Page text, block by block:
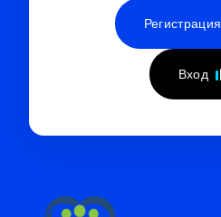
Регистрация
Вход